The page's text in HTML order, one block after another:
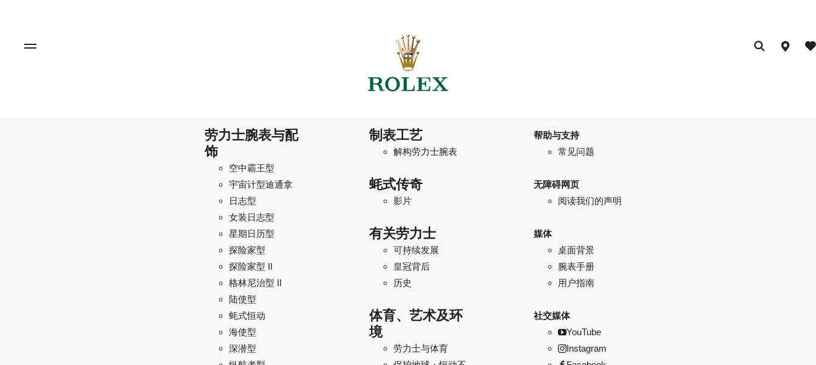
劳力士腕表与配
饰
空中霸王型
宇宙计型迪通拿
日志型
女装日志型
星期日历型
探险家型
探险家型 II
格林尼治型 II
陆使型
蚝式恒动
海使型
深潜型
制表工艺
解构劳力士腕表
蚝式传奇
影片
有关劳力士
可持续发展
皇冠背后
历史
体育、艺术及环
境
劳力士与体育
帮助与支持
常见问题
无障碍网页
阅读我们的声明
媒体
桌面背景
腕表手册
用户指南
社交媒体
YouTube
Instagram